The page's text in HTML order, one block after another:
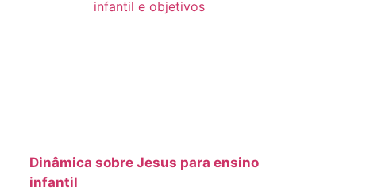
Dinâmica sobre Jesus para ensino
infantil